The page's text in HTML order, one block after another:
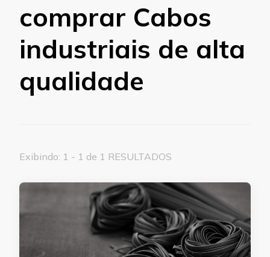
comprar Cabos
industriais de alta
qualidade
Exibindo: 1 - 1 de 1 RESULTADOS